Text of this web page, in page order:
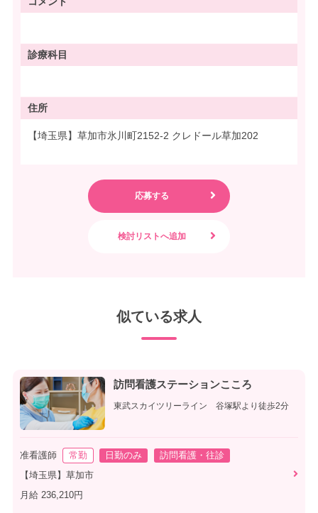
診療科目
住所
【埼玉県】草加市氷川町2152-2 クレドール草加202
似ている求人
訪問看護ステーションこころ
東武スカイツリーライン 谷塚駅より徒歩2分
准看護師 常勤 日勤のみ
訪問看護・往診
【埼玉県】草加市
月給 236,210円